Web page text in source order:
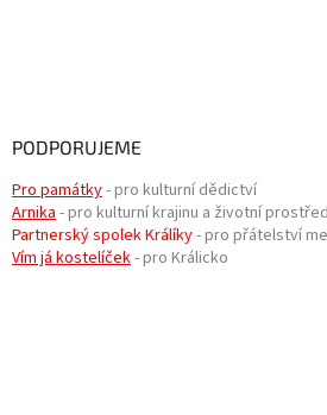
PODPORUJEME
Pro památky- pro kulturní dědictví
Arnika- pro kulturní krajinu a životní
Partnerský spolek Králíky- pro přátelství
Vím já kostelíček- pro Králicko